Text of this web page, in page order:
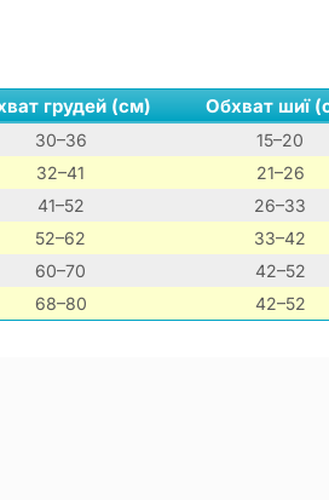
грудей (см) Обхват шиї
30–36 15–20
32–41
21–26
41–52
26–33
52–62
33–42
60–70
42–52
68–80
42–52